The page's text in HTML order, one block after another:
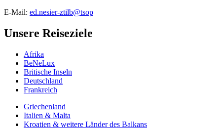
E-Mail: ed.nesier-ztilb@tsop
Unsere Reiseziele
Afrika
BeNeLux
Britische Inseln
Deutschland
Frankreich
Griechenland
Italien & Malta
Kroatien & weitere Länder des Balkans